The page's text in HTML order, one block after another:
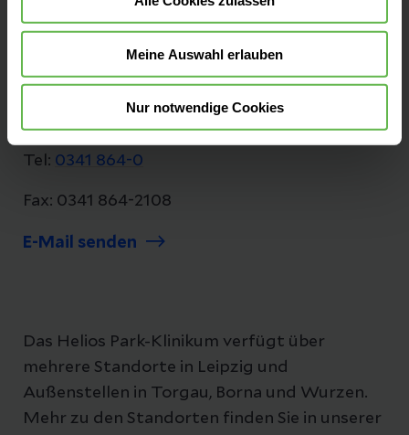
Meine Auswahl erlauben
Nur notwendige Cookies
Strümpellstraße 41
04289 Leipzig
Anfahrt auf Google Maps
Tel: 0341 864-0
Fax: 0341 864-2108
E-Mail senden
Das Helios Park-Klinikum verfügt über
mehrere Standorte in Leipzig und
Außenstellen in Torgau, Borna und Wurzen.
Mehr zu den Standorten finden Sie in unserer